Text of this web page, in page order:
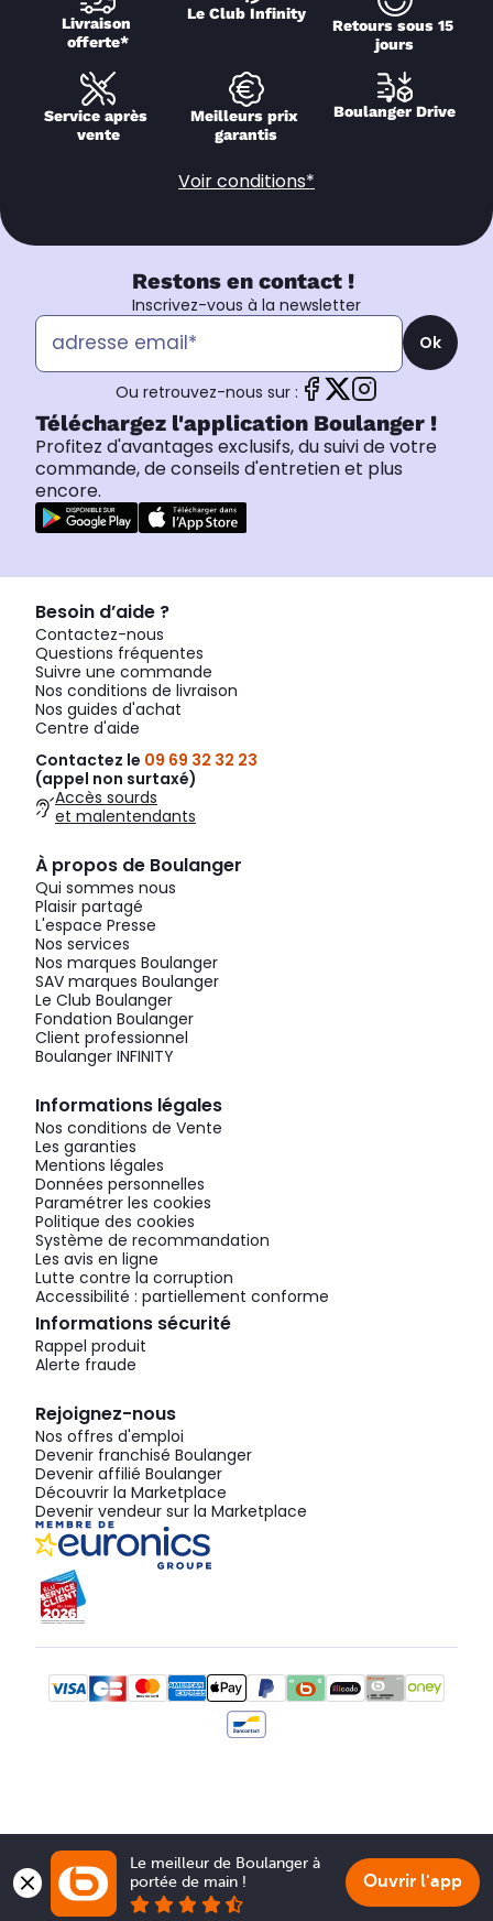
Livraison
offerte*
Le Club Infinity
Retours sous 15
jours
Service après
vente
Meilleurs prix
garantis
Boulanger Drive
Voir conditions*
Restons en contact !
Inscrivez-vous à la newsletter
Ok
Ou retrouvez-nous sur :
Téléchargez l'application Boulanger !
Profitez d'avantages exclusifs, du suivi de votre
commande, de conseils d'entretien et plus
encore.
Besoin d’aide ?
Contactez-nous
Questions fréquentes
Suivre une commande
Nos conditions de livraison
Nos guides d'achat
Centre d'aide
Contactez le 09 69 32 32 23
(appel non surtaxé)
Accès sourds
et malentendants
À propos de Boulanger
Qui sommes nous
Plaisir partagé
L'espace Presse
Nos services
Nos marques Boulanger
SAV marques Boulanger
Le Club Boulanger
Fondation Boulanger
Client professionnel
Boulanger INFINITY
Informations légales
Nos conditions de Vente
Les garanties
Mentions légales
Données personnelles
Paramétrer les cookies
Politique des cookies
Système de recommandation
Les avis en ligne
Lutte contre la corruption
Accessibilité : partiellement conforme
Informations sécurité
Rappel produit
Alerte fraude
Rejoignez-nous
Nos offres d'emploi
Devenir franchisé Boulanger
Devenir affilié Boulanger
Découvrir la Marketplace
Devenir vendeur sur la Marketplace
Le meilleur de Boulanger à
portée de main !
Ouvrir l'app